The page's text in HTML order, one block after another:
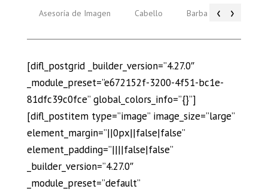
‹
Asesoría de Imagen Cabello Barba Piel
›
[difl_postgrid _builder_version=”4.27.0″
_module_preset=”e672152f-3200-4f51-bc1e-
81dfc39c0fce” global_colors_info=”{}”]
[difl_postitem type=”image” image_size=”large”
element_margin=”||0px||false|false”
element_padding=”||||false|false”
_builder_version=”4.27.0″
_module_preset=”default”